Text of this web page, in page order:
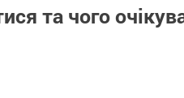
та чого